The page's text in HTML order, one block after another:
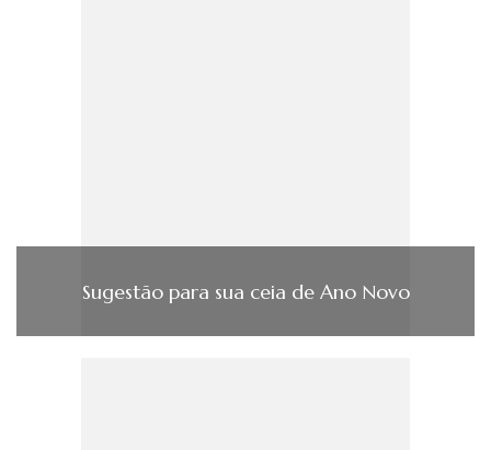
Sugestão para sua ceia de Ano Novo